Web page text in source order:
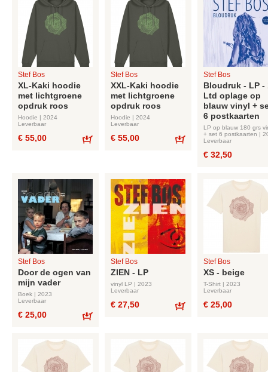
Stef Bos
XL-Kaki hoodie
met lichtgroene
opdruk roos
Hoodie | 2024
Leverbaar
€ 55,00
Stef Bos
XXL-Kaki hoodie
met lichtgroene
opdruk roos
Hoodie | 2024
Leverbaar
€ 55,00
Stef Bos
Bloudruk - LP -
Ltd oplage op
blauw vinyl +
6 postkaarten
LP op blauw 180 grs
+ set 6 postkaarten |
Leverbaar
€ 32,50
Stef Bos
Door de ogen van
mijn vader
Boek | 2023
Leverbaar
€ 25,00
Stef Bos
ZIEN - LP
vinyl LP | 2023
Leverbaar
€ 27,50
Stef Bos
XS - beige
T-Shirt | 2023
Leverbaar
€ 25,00